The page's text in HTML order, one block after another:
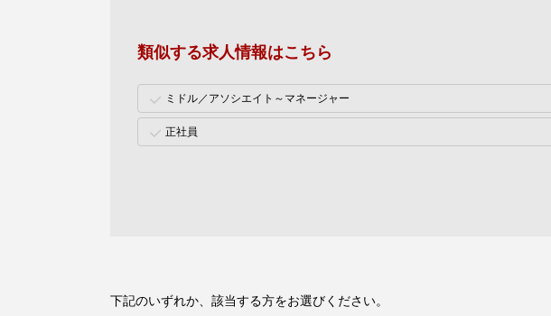
類似する求人情報はこちら
ミドル／アソシエイト～マネージャー
正社員
下記のいずれか、該当する方をお選びください。